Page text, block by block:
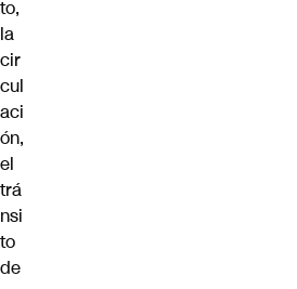
to,
la
cir
cul
aci
ón,
el
trá
nsi
to
de